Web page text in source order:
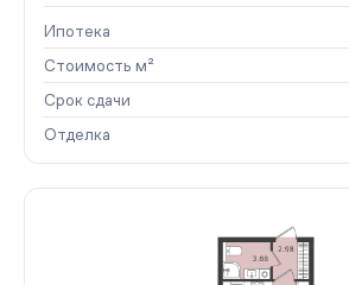
Ипотека
Стоимость м²
Срок сдачи
Отделка